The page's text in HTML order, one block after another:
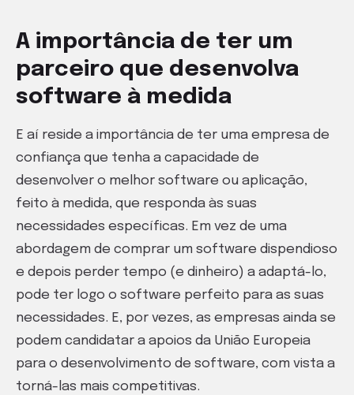
A importância de ter um
parceiro que desenvolva
software à medida
E aí reside a importância de ter uma empresa de
confiança que tenha a capacidade de
desenvolver o melhor software ou aplicação,
feito à medida, que responda às suas
necessidades específicas. Em vez de uma
abordagem de comprar um software dispendioso
e depois perder tempo (e dinheiro) a adaptá-lo,
pode ter logo o software perfeito para as suas
necessidades. E, por vezes, as empresas ainda se
podem candidatar a apoios da União Europeia
para o desenvolvimento de software, com vista a
torná-las mais competitivas.